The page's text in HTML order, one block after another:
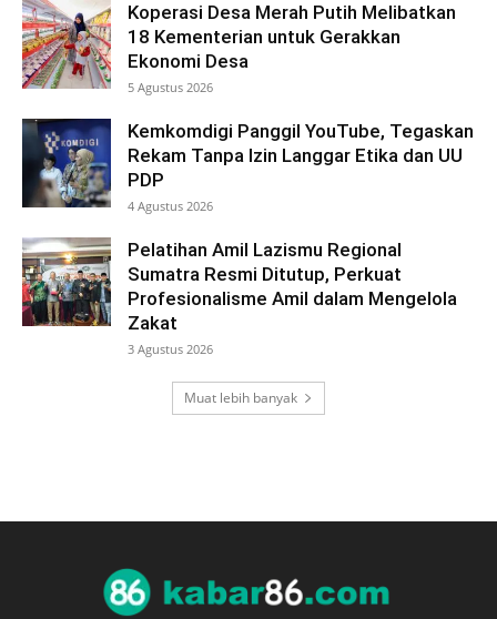
Koperasi Desa Merah Putih Melibatkan
18 Kementerian untuk Gerakkan
Ekonomi Desa
5 Agustus 2026
Kemkomdigi Panggil YouTube, Tegaskan
Rekam Tanpa Izin Langgar Etika dan UU
PDP
4 Agustus 2026
Pelatihan Amil Lazismu Regional
Sumatra Resmi Ditutup, Perkuat
Profesionalisme Amil dalam Mengelola
Zakat
3 Agustus 2026
Muat lebih banyak